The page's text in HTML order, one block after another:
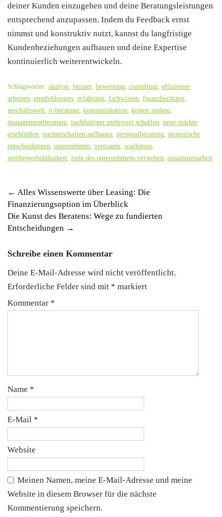
deiner Kunden einzugehen und deine Beratungsleistungen
entsprechend anzupassen. Indem du Feedback ernst
nimmst und konstruktiv nutzt, kannst du langfristige
Kundenbeziehungen aufbauen und deine Expertise
kontinuierlich weiterentwickeln.
Schlagwörter: analyse berater, bewertung consulting effizienter
arbeiten empfehlungen erfahrung fachwissen finanzberatung
geschäftswelt it-beratung kommunikation kosten senken
managementberatung nachhaltiger mehrwert schaffen neue märkte
erschließen partnerschaften aufbauen personalberatung strategische
entscheidungen unternehmen vertrauen wachstum
wettbewerbsfähigkeit ziele des unternehmens verstehen zusammenarbeit
Post
navigation
← Alles Wissenswerte über Leasing: Die
Finanzierungsoption im Überblick
Die Kunst des Beratens: Wege zu fundierten
Entscheidungen →
Schreibe einen Kommentar
Deine E-Mail-Adresse wird nicht veröffentlicht.
Erforderliche Felder sind mit * markiert
Kommentar *
Name *
E-Mail *
Website
Meinen Namen, meine E-Mail-Adresse und meine
Website in diesem Browser für die nächste
Kommentierung speichern.